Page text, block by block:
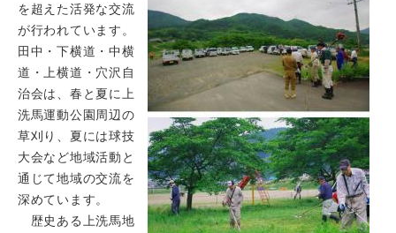
を超えた活発な交流
が行われています。
田中・下横道・中横
道・上横道・穴沢自
治会は、春と夏に上
洗馬運動公園周辺の
草刈り、夏には球技
大会など地域活動と
通じて地域の交流を
深めています。
歴史ある上洗馬地